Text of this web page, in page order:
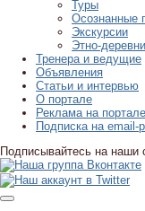
Туры
Осознанные
Экскурсии
Этно-деревни
Тренера и ведущие
Объявления
Статьи и интервью
О портале
Реклама на портале
Подписка на email-
Подписывайтесь на наши